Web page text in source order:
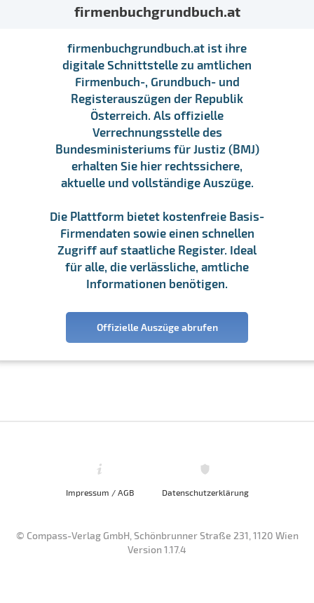
firmenbuchgrundbuch.at
firmenbuchgrundbuch.at ist ihre
digitale Schnittstelle zu amtlichen
Firmenbuch-, Grundbuch- und
Registerauszügen der Republik
Österreich. Als offizielle
Verrechnungsstelle des
Bundesministeriums für Justiz (BMJ)
erhalten Sie hier rechtssichere,
aktuelle und vollständige Auszüge.
Die Plattform bietet kostenfreie Basis-
Firmendaten sowie einen schnellen
Zugriff auf staatliche Register. Ideal
für alle, die verlässliche, amtliche
Informationen benötigen.
Offizielle Auszüge abrufen
Impressum / AGB Datenschutzerklärung
© Compass-Verlag GmbH, Schönbrunner Straße 231, 1120 Wien
Version 1.17.4